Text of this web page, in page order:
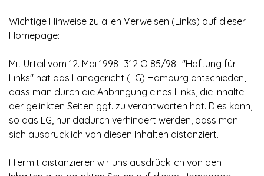
Wichtige Hinweise zu allen Verweisen (Links) auf dieser
Homepage:
Mit Urteil vom 12. Mai 1998 -312 O 85/98- "Haftung für
Links" hat das Landgericht (LG) Hamburg entschieden,
dass man durch die Anbringung eines Links, die Inhalte
der gelinkten Seiten ggf. zu verantworten hat. Dies kann,
so das LG, nur dadurch verhindert werden, dass man
sich ausdrücklich von diesen Inhalten distanziert.
Hiermit distanzieren wir uns ausdrücklich von den